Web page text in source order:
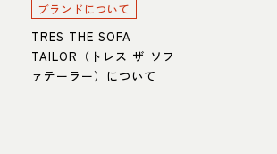
ブランドについて
TRES THE SOFA
TAILOR（トレス ザ ソフ
ァテーラー）について